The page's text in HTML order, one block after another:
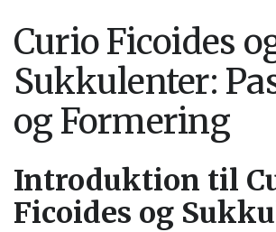
Curio Ficoides
Sukkulenter:
og Formering
Introduktion til
Ficoides og